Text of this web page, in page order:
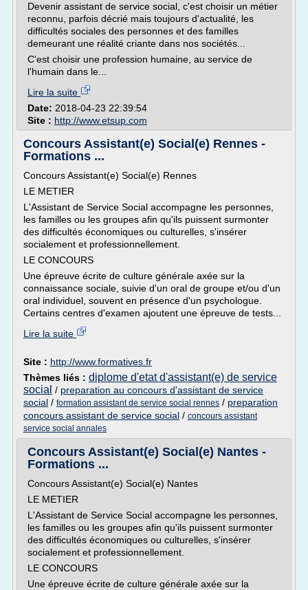
Devenir assistant de service social, c'est choisir un métier
reconnu, parfois décrié mais toujours d'actualité, les
difficultés sociales des personnes et des familles
demeurant une réalité criante dans nos sociétés...
C'est choisir une profession humaine, au service de
l'humain dans le...
Lire la suite
Date: 2018-04-23 22:39:54
Site : http://www.etsup.com
Concours Assistant(e) Social(e) Rennes -
Formations ...
Concours Assistant(e) Social(e) Rennes
LE METIER
L'Assistant de Service Social accompagne les personnes,
les familles ou les groupes afin qu'ils puissent surmonter
des difficultés économiques ou culturelles, s'insérer
socialement et professionnellement.
LE CONCOURS
Une épreuve écrite de culture générale axée sur la
connaissance sociale, suivie d'un oral de groupe et/ou d'un
oral individuel, souvent en présence d'un psychologue.
Certains centres d'examen ajoutent une épreuve de tests...
Lire la suite
Site : http://www.formatives.fr
Thèmes liés : diplome d'etat d'assistant(e) de service
social / preparation au concours d'assistant de service
social / formation assistant de service social rennes / preparation
concours assistant de service social / concours assistant
service social annales
Concours Assistant(e) Social(e) Nantes -
Formations ...
Concours Assistant(e) Social(e) Nantes
LE METIER
L'Assistant de Service Social accompagne les personnes,
les familles ou les groupes afin qu'ils puissent surmonter
des difficultés économiques ou culturelles, s'insérer
socialement et professionnellement.
LE CONCOURS
Une épreuve écrite de culture générale axée sur la